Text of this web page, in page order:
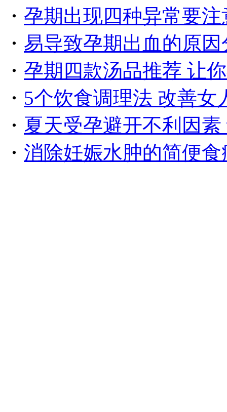
・ 孕期出现四种异常要
・ 易导致孕期出血的原因
・ 孕期四款汤品推荐 让
・ 5个饮食调理法 改善女
・ 夏天受孕避开不利因
・ 消除妊娠水肿的简便食